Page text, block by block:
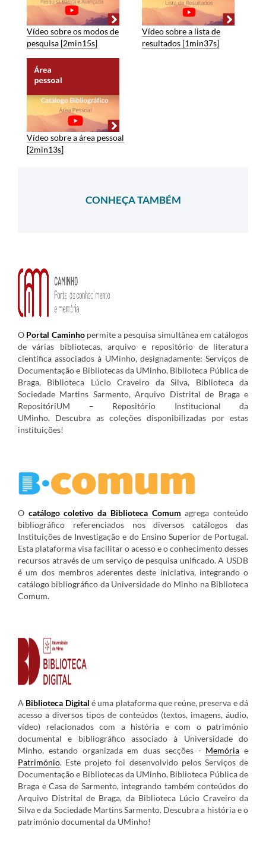
Vídeo sobre os modos de
pesquisa [2min15s]
Vídeo sobre a lista de
resultados [1min37s]
Vídeo sobre a área pessoal
[2min13s]
CONHEÇA TAMBÉM
O Portal Caminho permite a pesquisa simultânea em catálogos
de várias bibliotecas, arquivo e repositório de literatura
científica associados à UMinho, designadamente: Serviços de
Documentação e Bibliotecas da UMinho, Biblioteca Pública de
Braga, Biblioteca Lúcio Craveiro da Silva, Biblioteca da
Sociedade Martins Sarmento, Arquivo Distrital de Braga e
RepositóriUM – Repositório Institucional da
UMinho. Descubra as coleções disponibilizadas por estas
instituições!
O catálogo coletivo da Biblioteca Comum agregaconteúdo
bibliográfico referenciados nos diversos catálogos das
Instituições de Investigação e do Ensino Superior de Portugal.
Esta plataforma visa facilitar o acesso e o conhecimento desses
recursos através de um serviço de pesquisa unificado. A USDB
é um dos membros aderentes deste iniciativa, integrando o
catálogo bibliográfico da Universidade do Minho na Biblioteca
Comum.
A Biblioteca Digital é uma plataforma que reúne, preserva e dá
acesso a diversos tipos de conteúdos (textos, imagens, áudio,
vídeo) relacionados com a história e com o património
documental e bibliográfico associado à Universidade do
Minho, estando organizada em duas secções - Memória e
Património. Este projeto foi desenvolvido pelos Serviços de
Documentação e Bibliotecas da UMinho, Biblioteca Pública de
Braga e Casa de Sarmento, integrando também conteúdos do
Arquivo Distrital de Braga, da Biblioteca Lúcio Craveiro da
Silva e da Sociedade Martins Sarmento. Descubra a história e o
património documental da UMinho!